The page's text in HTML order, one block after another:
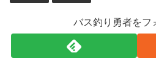
バス釣り勇者をフ